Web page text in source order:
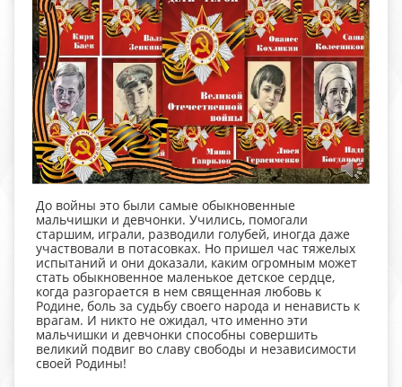
До войны это были самые обыкновенные
мальчишки и девчонки. Учились, помогали
старшим, играли, разводили голубей, иногда даже
участвовали в потасовках. Но пришел час тяжелых
испытаний и они доказали, каким огромным может
стать обыкновенное маленькое детское сердце,
когда разгорается в нем священная любовь к
Родине, боль за судьбу своего народа и ненависть к
врагам. И никто не ожидал, что именно эти
мальчишки и девчонки способны совершить
великий подвиг во славу свободы и независимости
своей Родины!